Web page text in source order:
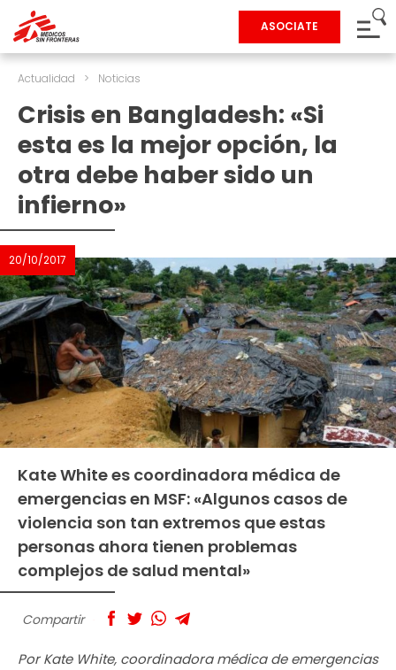
ASOCIATE
Actualidad > Noticias
Crisis en Bangladesh: «Si
esta es la mejor opción, la
otra debe haber sido un
infierno»
20/10/2017
Kate White es coordinadora médica de
emergencias en MSF: «Algunos casos de
violencia son tan extremos que estas
personas ahora tienen problemas
complejos de salud mental»
Compartir
Por Kate White, coordinadora médica de emergencias